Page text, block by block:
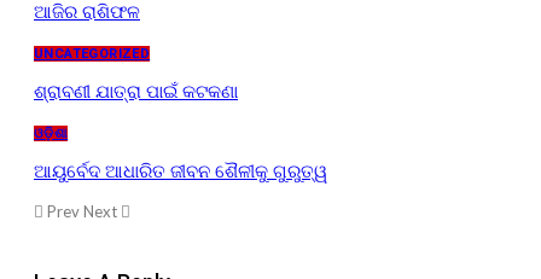
ଆଜିର ରାଶିଫଳ
UNCATEGORIZED
ଶ୍ରାବଣୀ ଯାତ୍ରା ପାଇଁ କଟକଣା
ଓଡ଼ିଶା
ଆୟୁର୍ବେଦ ଆଧାରିତ ଜୀବନ ଶୈଳୀକୁ ଗୁରୁତ୍ୱ
PrevNext